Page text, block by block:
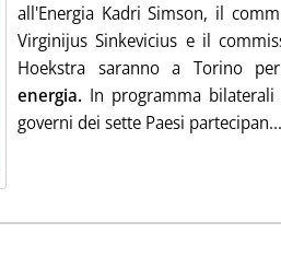
all'Energia Kadri Simson, il
Virginijus Sinkevicius e il
Hoekstra saranno a Torino
energia. In programma
governi dei sette Paesi partecipan...